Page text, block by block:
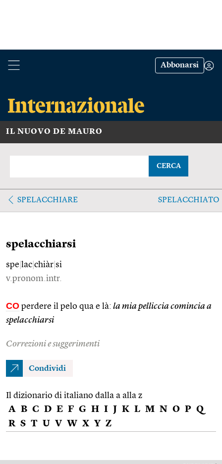
Abbonarsi
IL NUOVO DE MAURO
CERCA
SPELACCHIARE SPELACCHIATO
spelacchiarsi
spe lac chiàr si
v.pronom.intr.
CO perdere il pelo qua e là: la mia pelliccia comincia a
spelacchiarsi
Correzioni e suggerimenti
Condividi
Il dizionario di italiano dalla a alla z
A B C D E F G H I J K L M N O P Q
R S T U V W X Y Z